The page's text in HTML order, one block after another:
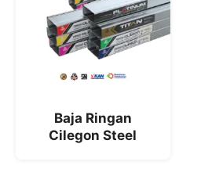
Baja Ringan
Cilegon Steel